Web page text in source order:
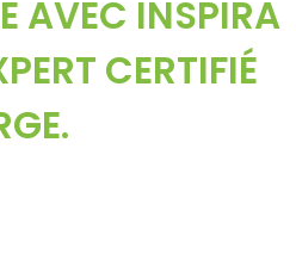
AVEC INSPIRA
CERTIFIÉ